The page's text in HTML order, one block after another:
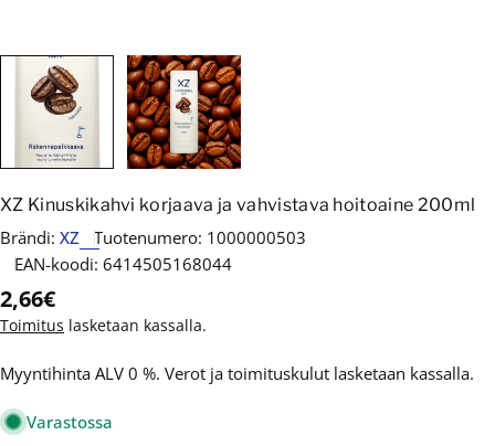
XZ Kinuskikahvi korjaava ja vahvistava hoitoaine 200ml
Brändi: XZ Tuotenumero: 1000000503
EAN-koodi: 6414505168044
Normaalihinta
2,66€
Toimitus lasketaan kassalla.
Myyntihinta ALV 0 %. Verot ja toimituskulut lasketaan kassalla.
Varastossa